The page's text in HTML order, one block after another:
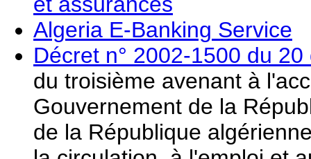
Algeria E-Banking Service
Décret n° 2002-1500 du
du troisième avenant à
Gouvernement de la
de la République